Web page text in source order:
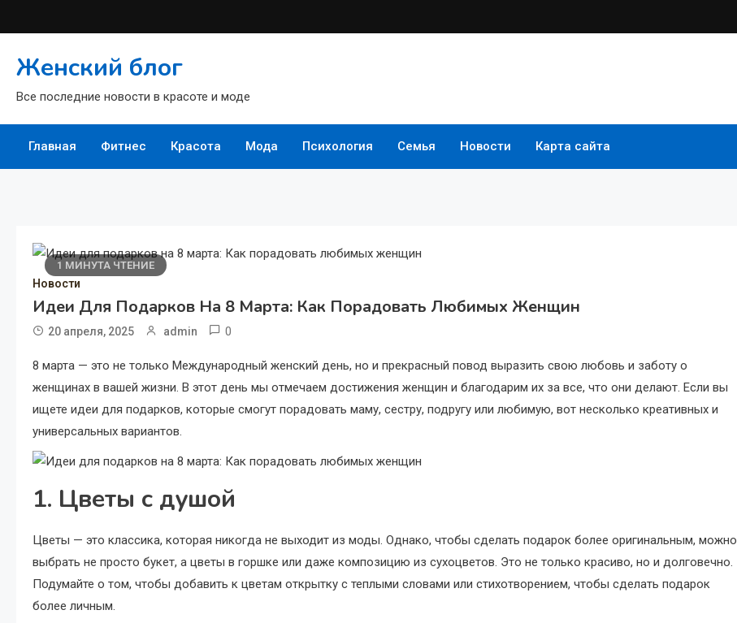
к
Женский блог
Все последние новости в красоте и моде
Главная Фитнес Красота Мода Психология Семья Новости Карта сайта
1 МИНУТА ЧТЕНИЕ
Новости
Идеи Для Подарков На 8 Марта: Как Порадовать Любимых Женщин
20 апреля, 2025 admin 0
8 марта — это не только Международный женский день, но и прекрасный повод выразить свою любовь и заботу о
женщинах в вашей жизни. В этот день мы отмечаем достижения женщин и благодарим их за все, что они делают. Если вы
ищете идеи для подарков, которые смогут порадовать маму, сестру, подругу или любимую, вот несколько креативных и
универсальных вариантов.
1. Цветы с душой
Цветы — это классика, которая никогда не выходит из моды. Однако, чтобы сделать подарок более оригинальным, можно
выбрать не просто букет, а цветы в горшке или даже композицию из сухоцветов. Это не только красиво, но и долговечно.
Подумайте о том, чтобы добавить к цветам открытку с теплыми словами или стихотворением, чтобы сделать подарок
более личным.